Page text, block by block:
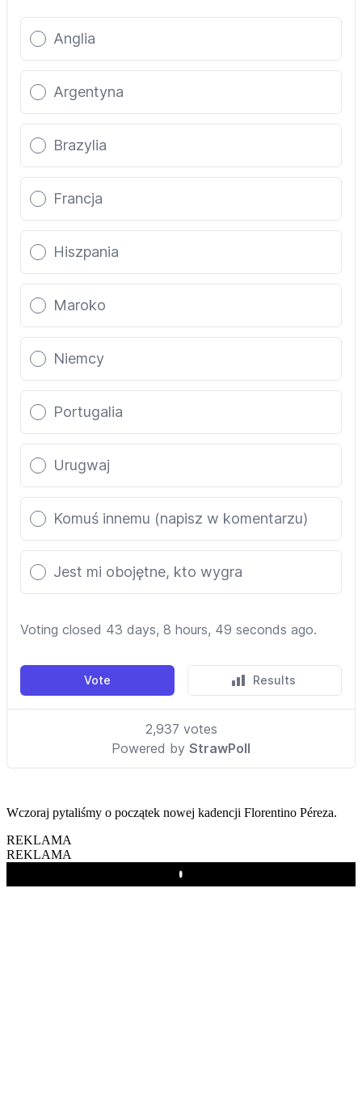
Wczoraj pytaliśmy o początek nowej kadencji Florentino Péreza.
REKLAMA
REKLAMA
Play